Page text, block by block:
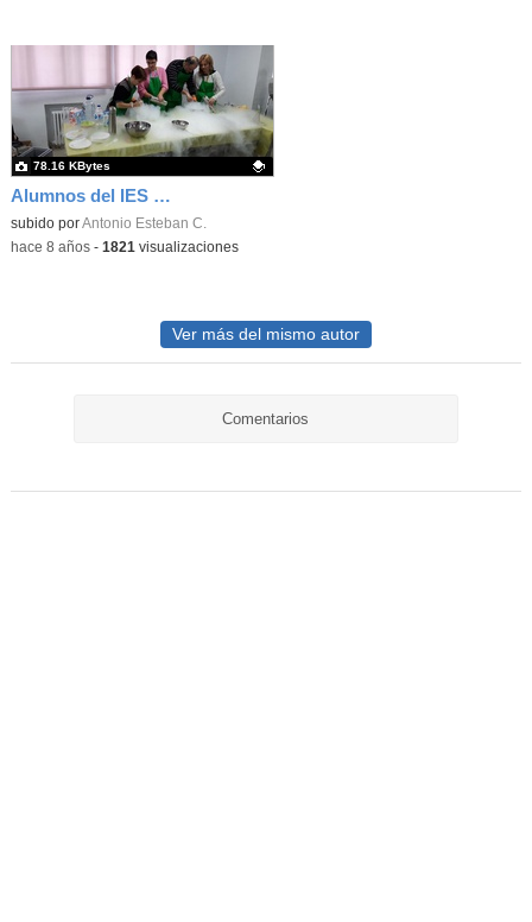
Alumnos del IES Neil Armstrong de Valdemoro en la Facultad de Biológicas. UCM. Semana de la Ciencia. Taller de bioquímica "pon un bioquímico en tu cocina". 6
Contenido educativo.
subido porAntonio Esteban C.
78.16 KBytes
-hace 8 años- 1821 visualizaciones
Ver más del mismo autor
Comentarios